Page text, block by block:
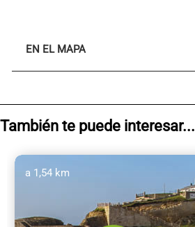
EN EL MAPA
También te puede interesar...
a 1,54 km